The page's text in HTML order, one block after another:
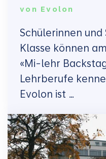
von Evolon
Schülerinnen und
Klasse können
«Mi-lehr
Lehrberufe
Evolon ist …